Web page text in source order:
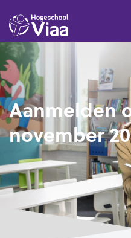
Aanmelden
november